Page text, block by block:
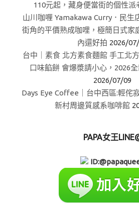
110元起，藏身便當街的個性派
山川咖喱 Yamakawa Curry．民生
街角的平價熟成咖哩，極簡日式家
內還好拍 2026/
台中｜素食 北方素食麵館 手工北
口味餡餅 會爆漿請小心，2026
2026/07/09
Days Eye Coffee｜台中西區:輕侘
新村周邊質感系咖啡館
PAPA女王